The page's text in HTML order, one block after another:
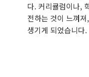
다. 커리큘럼이나,
전하는 것이 느껴
생기게 되었습니다.